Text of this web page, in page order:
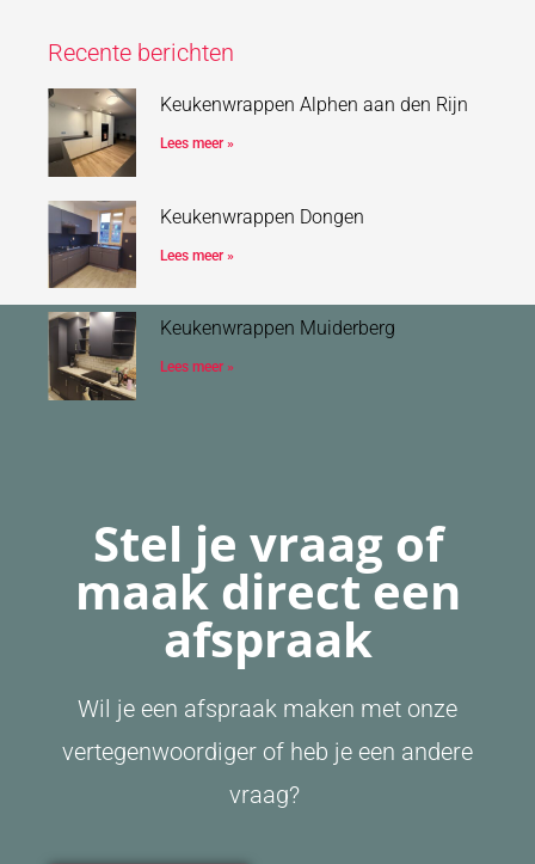
Recente berichten
Keukenwrappen Alphen aan den Rijn
Lees meer »
Keukenwrappen Dongen
Lees meer »
Keukenwrappen Muiderberg
Lees meer »
Stel je vraag of
maak direct een
afspraak
Wil je een afspraak maken met onze
vertegenwoordiger of heb je een andere
vraag?